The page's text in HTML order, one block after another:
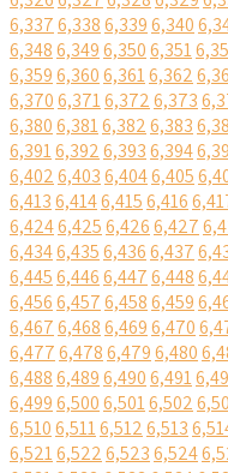
6,3376,3386,3396,340
6,3486,3496,3506,351
6,3596,3606,3616,362
6,3706,3716,3726,373
6,3806,3816,3826,383
6,3916,3926,3936,394
6,4026,4036,4046,405
6,4136,4146,4156,416
6,4246,4256,4266,427
6,4346,4356,4366,437
6,4456,4466,4476,448
6,4566,4576,4586,459
6,4676,4686,4696,470
6,4776,4786,4796,480
6,4886,4896,4906,491
6,4996,5006,5016,502
6,5106,5116,5126,513
6,5216,5226,5236,524